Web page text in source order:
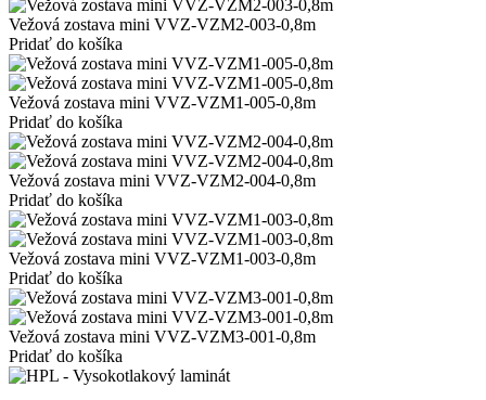
Vežová zostava mini VVZ-VZM2-003-0,8m
Pridať do košíka
Vežová zostava mini VVZ-VZM1-005-0,8m
Pridať do košíka
Vežová zostava mini VVZ-VZM2-004-0,8m
Pridať do košíka
Vežová zostava mini VVZ-VZM1-003-0,8m
Pridať do košíka
Vežová zostava mini VVZ-VZM3-001-0,8m
Pridať do košíka